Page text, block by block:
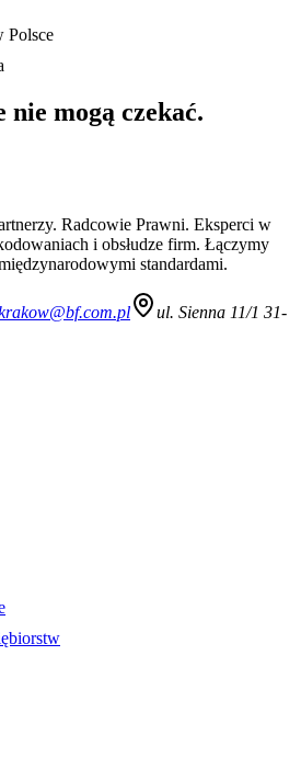
Polsce
nie mogą czekać.
Radcowie Prawni. Eksperci w
i obsłudze firm. Łączymy
standardami.
ul. Sienna 11/1 31-